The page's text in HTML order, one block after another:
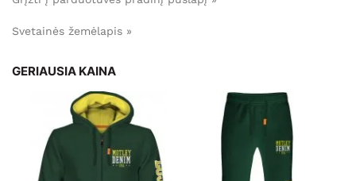
Svetainės žemėlapis »
GERIAUSIA KAINA